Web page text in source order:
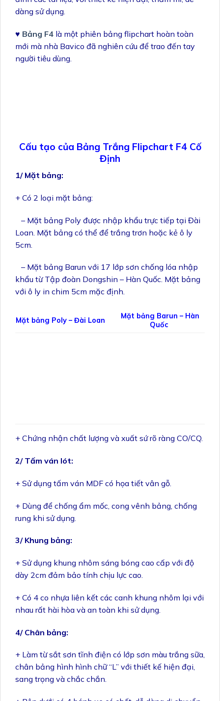
dàng sử dụng.
♥ Bảng F4 là một phiên bảng flipchart hoàn toàn
mới mà nhà Bavico đã nghiên cứu để trao đến tay
người tiêu dùng.
Cấu tạo của Bảng Trắng Flipchart F4 Cố
Định
1/ Mặt bảng:
+ Có 2 loại mặt bảng:
– Mặt bảng Poly được nhập khẩu trực tiếp tại Đài
Loan. Mặt bảng có thể để trắng trơn hoặc kẻ ô ly
5cm.
– Mặt bảng Barun với 17 lớp sơn chống lóa nhập
khẩu từ Tập đoàn Dongshin – Hàn Quốc. Mặt bảng
với ô ly in chim 5cm mặc định.
Mặt bảng Poly – Đài Loan
Mặt bảng Barun – Hàn
Quốc
+ Chứng nhận chất lượng và xuất sứ rõ ràng CO/CQ.
2/ Tấm ván lót:
+ Sử dụng tấm ván MDF có họa tiết vân gỗ.
+ Dùng để chống ẩm mốc, cong vênh bảng, chống
rung khi sử dụng.
3/ Khung bảng:
+ Sử dụng khung nhôm sáng bóng cao cấp với độ
dày 2cm đảm bảo tính chịu lực cao.
+ Có 4 co nhựa liên kết các canh khung nhôm lại với
nhau rất hài hòa và an toàn khi sử dụng.
4/ Chân bảng:
+ Làm từ sắt sơn tĩnh điện có lớp sơn màu trắng sữa,
chân bảng hình hình chữ “L” với thiết kế hiện đại,
sang trọng và chắc chắn.